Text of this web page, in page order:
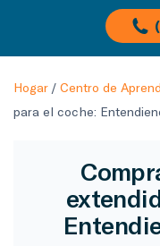
Hogar/ Centro de
para el coche: